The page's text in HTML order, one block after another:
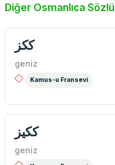
Diğer Osmanlıca
ككز
geniz
Kamus-u Fransevi
ككيز
geniz